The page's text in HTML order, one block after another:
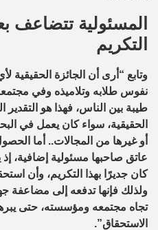
المسئولية تتضاعف
التكريم
وتابع “أرى أن الجائزة الحقيقية
نفوس طلابه وتلاميذه وفي
طيبة بين الناس، فهذا هو
الحقيقية، سواء كان يعمل في
أو غيرها من المجالات.. أما
عاتق صاحبها مسئولية إضافية، إذ
كان جديرًا بهذا التكريم، وأن
ولذلك فإنها تدفعه إلى مضاعفة
تجاه مجتمعه ومؤسسته، حتى
الاستحقاق”.